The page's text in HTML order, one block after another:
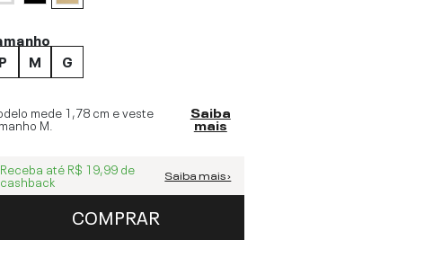
P
M G
mede 1,78 cm e veste
M
Saiba
mais
Receba até R$ 19,99 de
cashback Saiba mais ›
COMPRAR